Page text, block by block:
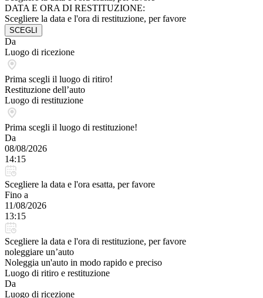
DATA E ORA DI RESTITUZIONE:
Scegliere la data e l'ora di restituzione, per favore
SCEGLI
Da
Luogo di ricezione
Prima scegli il luogo di ritiro!
Restituzione dell’auto
Luogo di restituzione
Prima scegli il luogo di restituzione!
Da
08/08/2026
14:15
Scegliere la data e l'ora esatta, per favore
Fino a
11/08/2026
13:15
Scegliere la data e l'ora di restituzione, per favore
noleggiare un’auto
Noleggia un'auto in modo rapido e preciso
Luogo di ritiro e restituzione
Da
Luogo di ricezione